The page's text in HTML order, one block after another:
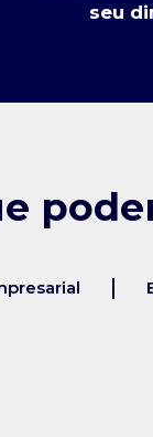
seu